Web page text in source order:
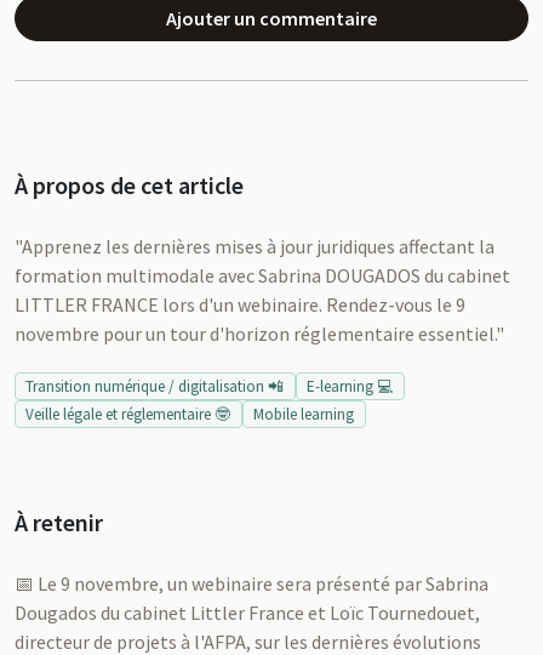
Ajouter un commentaire
À propos de cet article
"Apprenez les dernières mises à jour juridiques affectant la
formation multimodale avec Sabrina DOUGADOS du cabinet
LITTLER FRANCE lors d'un webinaire. Rendez-vous le 9
novembre pour un tour d'horizon réglementaire essentiel."
Transition numérique / digitalisation 📲
E-learning 💻
Veille légale et réglementaire 🤓
Mobile learning
À retenir
📅 Le 9 novembre, un webinaire sera présenté par Sabrina
Dougados du cabinet Littler France et Loïc Tournedouet,
directeur de projets à l'AFPA, sur les dernières évolutions